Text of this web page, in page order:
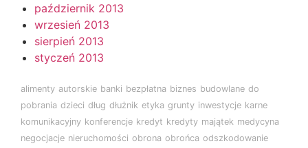
październik 2013
wrzesień 2013
sierpień 2013
styczeń 2013
alimenty autorskie banki bezpłatna biznes budowlane do
pobrania dzieci dług dłużnik etyka grunty inwestycje karne
komunikacyjny konferencje kredyt kredyty majątek medycyna
negocjacje nieruchomości obrona obrońca odszkodowanie